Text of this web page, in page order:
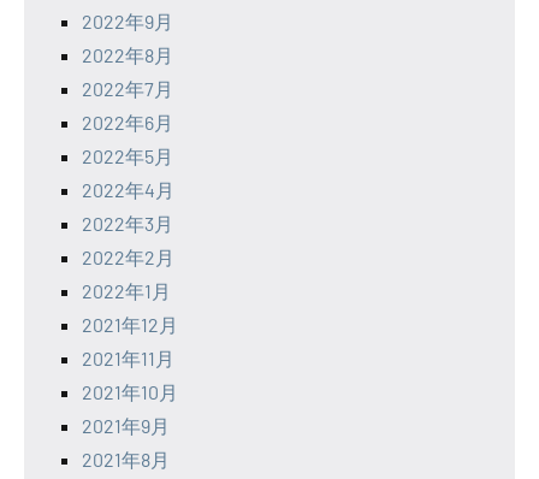
2022年9月
2022年8月
2022年7月
2022年6月
2022年5月
2022年4月
2022年3月
2022年2月
2022年1月
2021年12月
2021年11月
2021年10月
2021年9月
2021年8月